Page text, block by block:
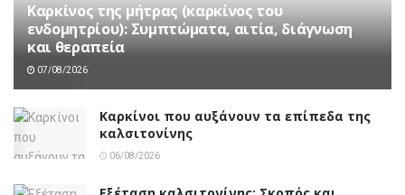
Καρκίνος της μήτρας (καρκίνος του
ενδομητρίου): Συμπτώματα, αιτία, διάγνωση
και θεραπεία
07/08/2026
Καρκίνοι που αυξάνουν τα επίπεδα της
καλσιτονίνης
06/08/2026